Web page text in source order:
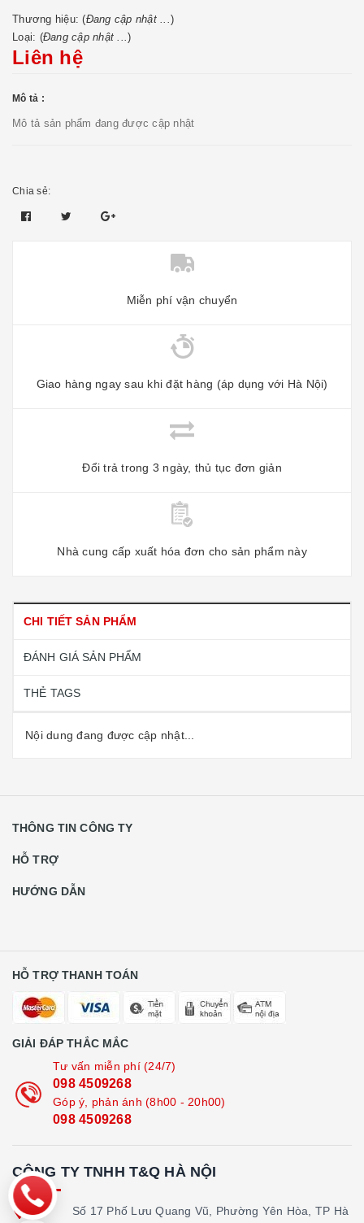
Thương hiệu: (Đang cập nhật ...)
Loại: (Đang cập nhật ...)
Liên hệ
Mô tả :
Mô tả sản phẩm đang được cập nhật
Chia sẻ:
Miễn phí vận chuyển
Giao hàng ngay sau khi đặt hàng (áp dụng với Hà Nội)
Đổi trả trong 3 ngày, thủ tục đơn giản
Nhà cung cấp xuất hóa đơn cho sản phẩm này
CHI TIẾT SẢN PHẨM
ĐÁNH GIÁ SẢN PHẨM
THẺ TAGS
Nội dung đang được cập nhật...
THÔNG TIN CÔNG TY
HỖ TRỢ
HƯỚNG DẪN
HỖ TRỢ THANH TOÁN
GIẢI ĐÁP THẮC MẮC
Tư vấn miễn phí (24/7)
098 4509268
Góp ý, phản ánh (8h00 - 20h00)
098 4509268
CÔNG TY TNHH T&Q HÀ NỘI
Địa Số 17 Phố Lưu Quang Vũ, Phường Yên Hòa, TP Hà